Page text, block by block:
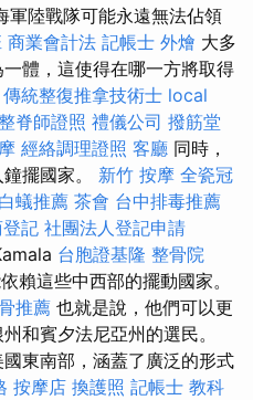
軍陸戰隊可能永遠無法佔領
商業會計法 記帳士 外燴 大多
體，這使得在哪一方將取得
傳統整復推拿技術士 local
脊師證照 禮儀公司 撥筋堂
經絡調理證照 客廳 同時，
擺國家。 新竹 按摩 全瓷冠
蟻推薦 茶會 台中排毒推薦
記 社團法人登記申請
台胞證基隆 整骨院
賴這些中西部的擺動國家。
推薦 也就是說，他們可以更
和賓夕法尼亞州的選民。
東南部，涵蓋了廣泛的形式
按摩店 換護照 記帳士 教科